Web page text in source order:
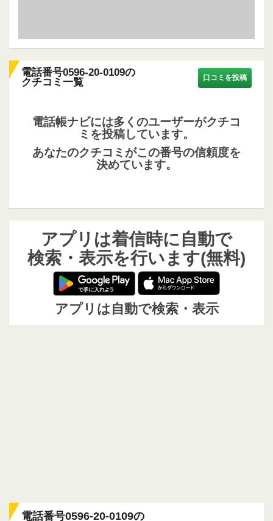
電話番号0596-20-0109の
クチコミ一覧
口コミを投稿
電話帳ナビには多くのユーザーがクチコ
ミを投稿しています。
あなたのクチコミがこの番号の信頼度を
決めています。
アプリは着信時に自動で
検索・表示を行います(無料)
アプリは自動で検索・表示
電話番号0596-20-0109の